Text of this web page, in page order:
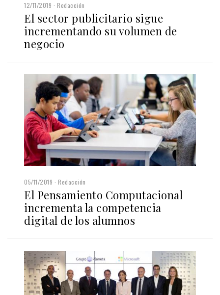
12/11/2019 Redacción
El sector publicitario sigue
incrementando su volumen de
negocio
05/11/2019 Redacción
El Pensamiento Computacional
incrementa la competencia
digital de los alumnos